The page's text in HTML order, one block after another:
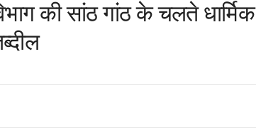
की सांठ गांठ के चलते धार्मिक